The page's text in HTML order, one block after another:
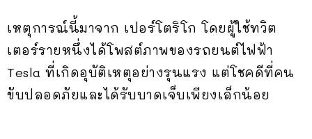
เหตุการณ์นี้มาจาก เปอร์โตริโก โดยผู้ใช้ทวิต
เตอร์รายหนึ่งได้โพสต์ภาพของรถยนต์ไฟฟ้า
Tesla ที่เกิดอุบัติเหตุอย่างรุนแรง แต่โชคดีที่คน
ขับปลอดภัยและได้รับบาดเจ็บเพียงเล็กน้อย